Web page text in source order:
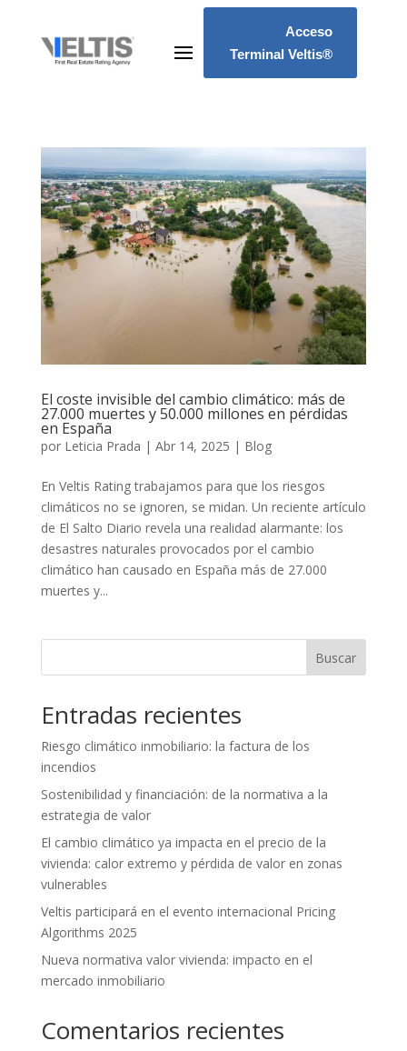
Acceso
Terminal Veltis®
El coste invisible del cambio climático: más de
27.000 muertes y 50.000 millones en pérdidas
en España
por Leticia Prada | Abr 14, 2025 | Blog
En Veltis Rating trabajamos para que los riesgos
climáticos no se ignoren, se midan. Un reciente artículo
de El Salto Diario revela una realidad alarmante: los
desastres naturales provocados por el cambio
climático han causado en España más de 27.000
muertes y...
Buscar
Entradas recientes
Riesgo climático inmobiliario: la factura de los
incendios
Sostenibilidad y financiación: de la normativa a la
estrategia de valor
El cambio climático ya impacta en el precio de la
vivienda: calor extremo y pérdida de valor en zonas
vulnerables
Veltis participará en el evento internacional Pricing
Algorithms 2025
Nueva normativa valor vivienda: impacto en el
mercado inmobiliario
Comentarios recientes